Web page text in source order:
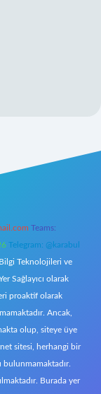
Teams:
Telegram: @karabul
Teknolojileri ve
Sağlayıcı olarak
proaktif olarak
Ancak,
olup, siteye üye
sitesi, herhangi bir
bulunmamaktadır.
Burada yer